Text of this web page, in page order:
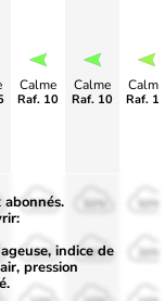
Calme
Raf. 10
Calme
Raf. 10
Calme
Raf.
50%
30% 30% 30%
abonnés.
indice de
pression